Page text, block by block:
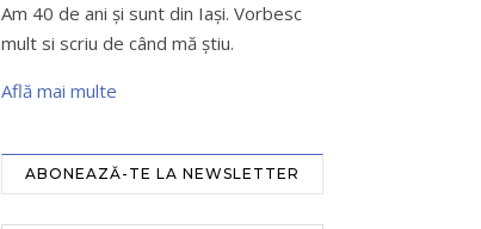
Am 40 de ani şi sunt din Iaşi. Vorbesc
mult si scriu de când mă ştiu.
Află mai multe
ABONEAZĂ-TE LA NEWSLETTER